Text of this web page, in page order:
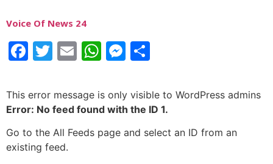
Voice Of News 24
Facebook
Twitter
EmailWhatsApp
Messenger
This error message is only visible to WordPress admins
Error: No feed found with the ID 1.
Go to the All Feeds page and select an ID from an
existing feed.